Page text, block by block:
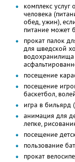
комплекс
человека
обед, ужин),
питание может
прокат палок
для шведской
посещение
посещение
баскетбол,
игра в бильярд
анимация для
лепке,
посещение
пользование
прокат